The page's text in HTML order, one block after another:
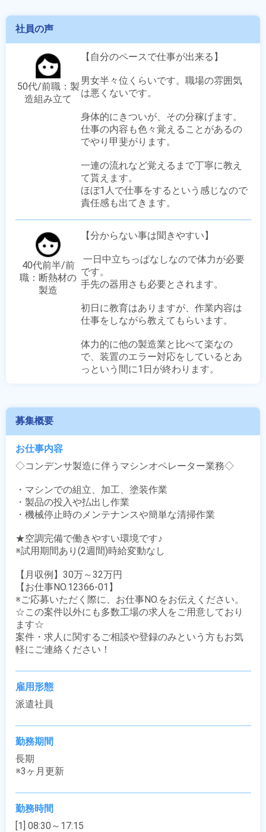
社員の声
50代/前職：製
造組み立て
【自分のペースで仕事が出来る】
男女半々位くらいです。職場の雰囲気
は悪くないです。
身体的にきついが、その分稼げます。
仕事の内容も色々覚えることがあるの
でやり甲斐がります。
一連の流れなど覚えるまで丁寧に教え
て貰えます。
ほぼ1人で仕事をするという感じなので
責任感も出てきます。
40代前半/前
職：断熱材の
製造
【分からない事は聞きやすい】
です。
手先の器用さも必要とされます。
初日に教育はありますが、作業内容は
仕事をしながら教えてもらいます。
体力的に他の製造業と比べて楽なの
で、装置のエラー対応をしているとあ
っという間に1日が終わります。
募集概要
お仕事内容
◇コンデンサ製造に伴うマシンオペレーター業務◇
・マシンでの組立、加工、塗装作業
・製品の投入や払出し作業
・機械停止時のメンテナンスや簡単な清掃作業
★空調完備で働きやすい環境です♪
※試用期間あり(2週間)時給変動なし
【月収例】30万～32万円
【お仕事NO.12366-01】
※ご応募いただく際に、お仕事NO.をお伝えください。
☆この案件以外にも多数工場の求人をご用意しており
ます☆
案件・求人に関するご相談や登録のみという方もお気
軽にご連絡ください！
雇用形態
派遣社員
勤務期間
長期
※3ヶ月更新
勤務時間
[1] 08:30～17:15